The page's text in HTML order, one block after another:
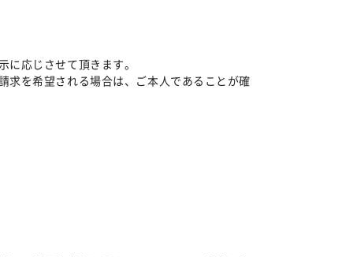
に応じさせて頂きます。
を希望される場合は、ご本人であることが確